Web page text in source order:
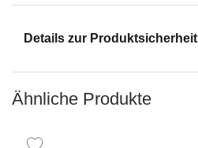
Details zur Produktsicherheit
Ähnliche Produkte